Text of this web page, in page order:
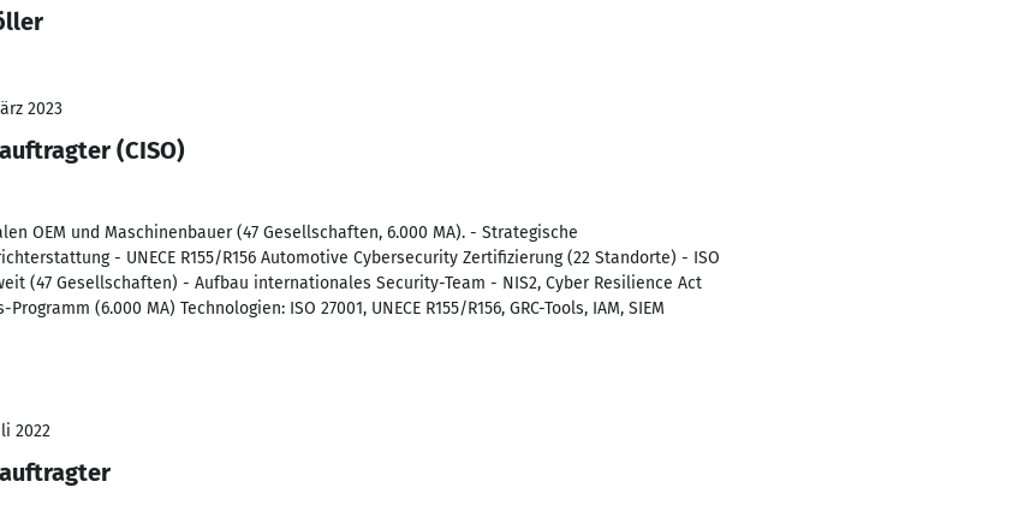
2023
(CISO)
OEM und Maschinenbauer (47 Gesellschaften, 6.000 MA). - Strategische
- UNECE R155/R156 Automotive Cybersecurity Zertifizierung (22 Standorte) - ISO
(47 Gesellschaften) - Aufbau internationales Security-Team - NIS2, Cyber Resilience Act
(6.000 MA) Technologien: ISO 27001, UNECE R155/R156, GRC-Tools, IAM, SIEM
2022